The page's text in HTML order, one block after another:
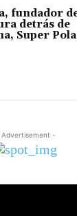
fundador
detrás de
Super Pola
-